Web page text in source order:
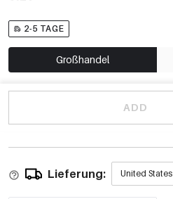
2-5 TAGE
Großhandel
ADD
Lieferung: United States